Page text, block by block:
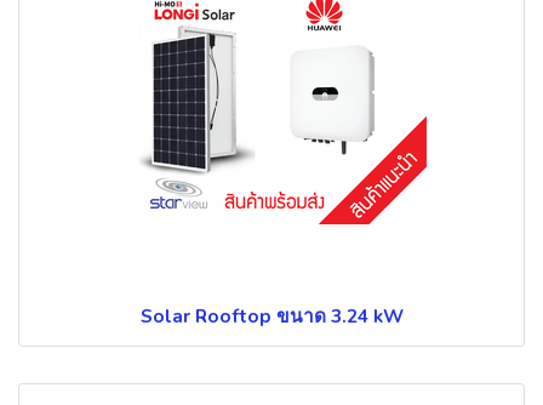
Solar Rooftop ขนาด 3.24 kW